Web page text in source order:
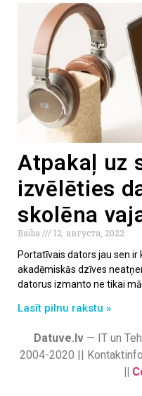
Atpakaļ uz
izvēlēties
skolēna
Baiba
12. августа, 2022
Portatīvais dators jau sen
akadēmiskās dzīves
datorus izmanto ne tikai
Lasīt pilnu rakstu »
Datuve.lv— IT un
2004-2020 ||
||